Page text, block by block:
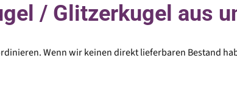
/ Glitzerkugel aus
Wenn wir keinen direkt lieferbaren Bestand